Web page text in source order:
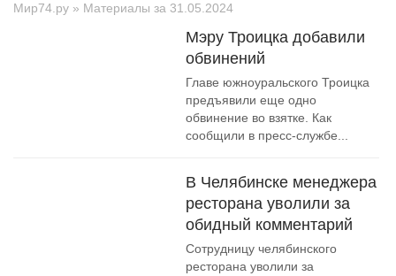
Мир74.ру » Материалы за 31.05.2024
Мэру Троицка добавили
обвинений
Главе южноуральского Троицка
предъявили еще одно
обвинение во взятке. Как
сообщили в пресс-службе...
В Челябинске менеджера
ресторана уволили за
обидный комментарий
Сотрудницу челябинского
ресторана уволили за